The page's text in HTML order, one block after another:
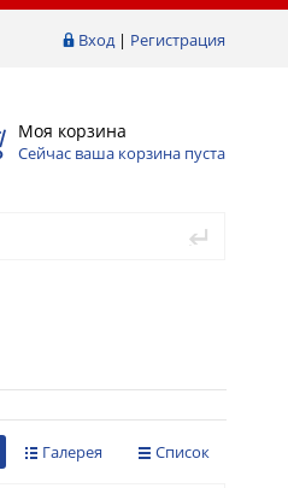
Вход| Регистрация
Моя корзина
Сейчас ваша корзина пуста
Список
Галерея